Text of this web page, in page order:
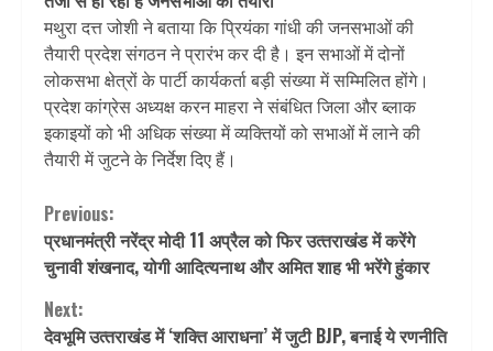
मथुरा दत्त जोशी ने बताया कि प्रियंका गांधी की जनसभाओं की
तैयारी प्रदेश संगठन ने प्रारंभ कर दी है। इन सभाओं में दोनों
लोकसभा क्षेत्रों के पार्टी कार्यकर्ता बड़ी संख्या में सम्मिलित होंगे।
प्रदेश कांग्रेस अध्यक्ष करन माहरा ने संबंधित जिला और ब्लाक
इकाइयों को भी अधिक संख्या में व्यक्तियों को सभाओं में लाने की
तैयारी में जुटने के निर्देश दिए हैं।
Continue
Reading
Previous:
प्रधानमंत्री नरेंद्र मोदी 11 अप्रैल को फ‍िर उत्‍तराखंड में करेंगे
चुनावी शंखनाद, योगी आदित्‍यनाथ और अमित शाह भी भरेंगे हुंकार
Next:
देवभूमि उत्‍तराखंड में ‘शक्ति आराधना’ में जुटी BJP, बनाई ये रणनीति